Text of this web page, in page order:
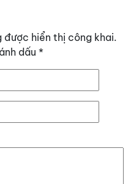
được hiển thị công khai.
dấu *